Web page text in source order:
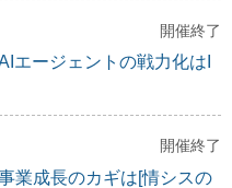
開催終了
エージェントの戦力化はI
開催終了
業成長のカギは[情シスの